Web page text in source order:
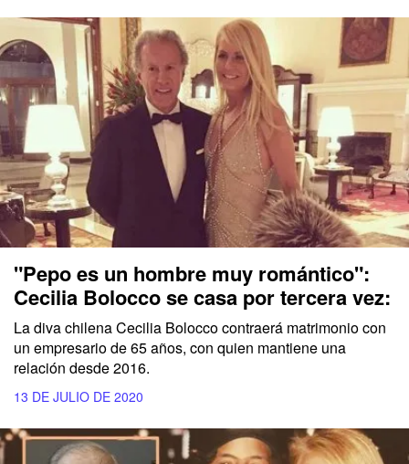
"Pepo es un hombre muy romántico":
Cecilia Bolocco se casa por tercera vez:
La diva chilena Cecilia Bolocco contraerá matrimonio con
un empresario de 65 años, con quien mantiene una
relación desde 2016.
13 DE JULIO DE 2020